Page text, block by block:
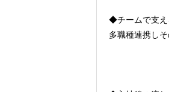
◆チームで支え
多職種連携し